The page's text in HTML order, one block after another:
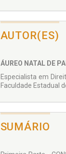
AUTOR(ES)
ÁUREO NATAL DE
Especialista em
Faculdade Estadual
SUMÁRIO